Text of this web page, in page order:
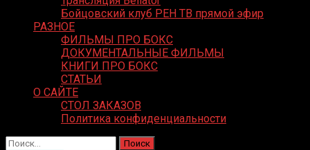
Бойцовский клуб РЕН ТВ прямой эфир
РАЗНОЕ
ФИЛЬМЫ ПРО БОКС
ДОКУМЕНТАЛЬНЫЕ ФИЛЬМЫ
КНИГИ ПРО БОКС
СТАТЬИ
О САЙТЕ
СТОЛ ЗАКАЗОВ
Политика конфиденциальности
Найти: